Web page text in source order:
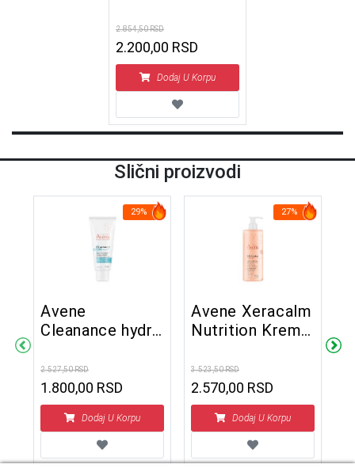
ml
2.854,50 RSD
2.200,00 RSD
Dodaj U Korpu
Slični proizvodi
29%
Avene
Cleanance hydra
[53mg/ml*] 40
ml
2.527,50 RSD
1.800,00 RSD
Dodaj U Korpu
27%
Avene Xeracalm
Nutrition Krema
ml
3.523,50 RSD
2.570,00 RSD
Dodaj U Korpu